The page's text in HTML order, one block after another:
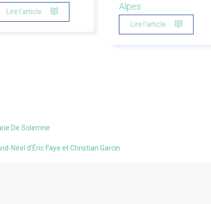
Lire l'article...
Alpes
Lire l'article...
De Solemne
Néel d'Éric Faye et Christian Garcin